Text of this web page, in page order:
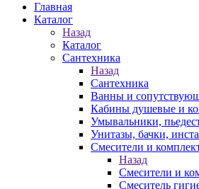
Главная
Каталог
Назад
Каталог
Сантехника
Назад
Сантехника
Ванны и
Кабины душевые и
Умывальники,
Унитазы, бачки,
Смесители и
Назад
Смесители и
Смеситель